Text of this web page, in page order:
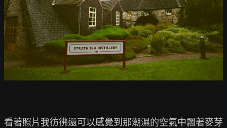
看著照片我彷彿還可以感覺到那潮濕的空氣中飄著麥芽